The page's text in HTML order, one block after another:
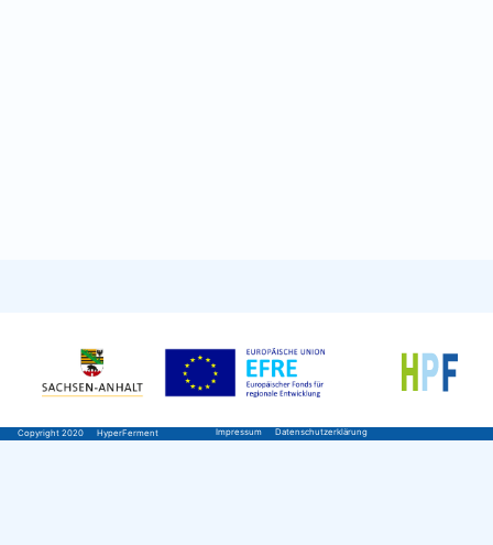
Copyright 2020 HyperFerment Impressum Datenschutzerklärung